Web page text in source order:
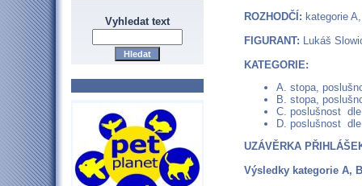
Vyhledat text
ROZHODČÍ: kategorie
FIGURANT: Lukáš
KATEGORIE:
A. stopa,
B. stopa,
C. poslušnost
D. poslušnost
UZÁVĚRKA
Výsledky kategorie A,